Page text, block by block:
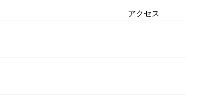
アクセス